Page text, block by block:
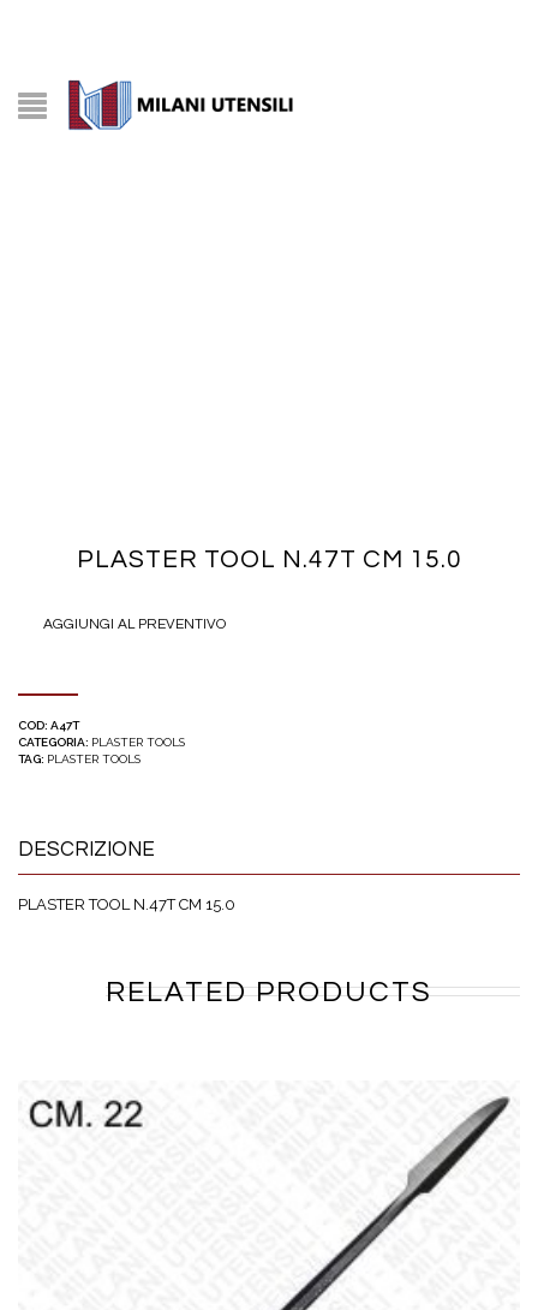
PLASTER TOOL N.47T CM 15.0
AGGIUNGI AL PREVENTIVO
COD: A47T
CATEGORIA: PLASTER TOOLS
TAG: PLASTER TOOLS
DESCRIZIONE
PLASTER TOOL N.47T CM 15.0
RELATED PRODUCTS